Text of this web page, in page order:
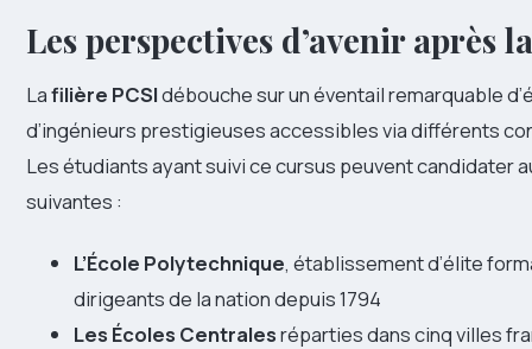
Les perspectives d’avenir après
Lafilière PCSIdébouche sur un éventail remarquable
d’ingénieurs prestigieuses accessibles via différents
Les étudiants ayant suivi ce cursus peuvent candidater
suivantes :
L’École Polytechnique, établissement d’élite
dirigeants de la nation depuis 1794
Les Écoles Centralesréparties dans cinq villes